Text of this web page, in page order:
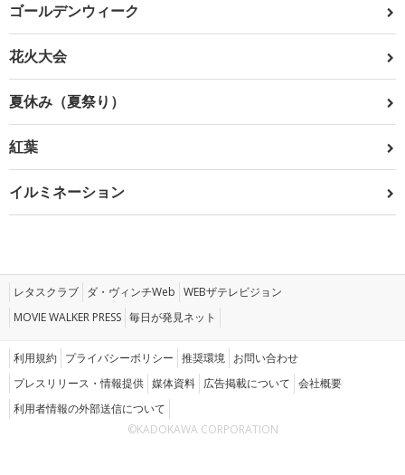
ゴールデンウィーク
花火大会
夏休み（夏祭り）
紅葉
イルミネーション
レタスクラブ ダ・ヴィンチWeb WEBザテレビジョン
MOVIE WALKER PRESS 毎日が発見ネット
利用規約 プライバシーポリシー 推奨環境 お問い合わせ
プレスリリース・情報提供 媒体資料 広告掲載について 会社概要
利用者情報の外部送信について
©KADOKAWA CORPORATION